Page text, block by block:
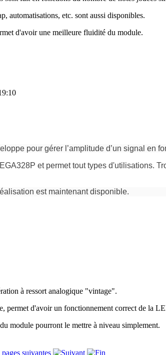
automatisations, etc. sont aussi disponibles.
d'avoir une meilleure fluidité du module.
pour gérer l’amplitude d’un signal en
et permet tout types d'utilisations.
est maintenant disponible.
à ressort analogique "vintage".
permet d'avoir un fonctionnement correct de la
module pourront le mettre à niveau simplement.